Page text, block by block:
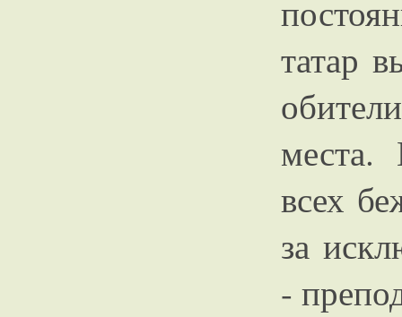
татар
всех
за
-